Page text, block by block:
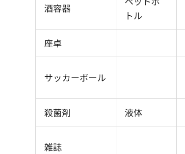
酒容器
トル
座卓
サッカーボール
殺菌剤 液体
雑誌